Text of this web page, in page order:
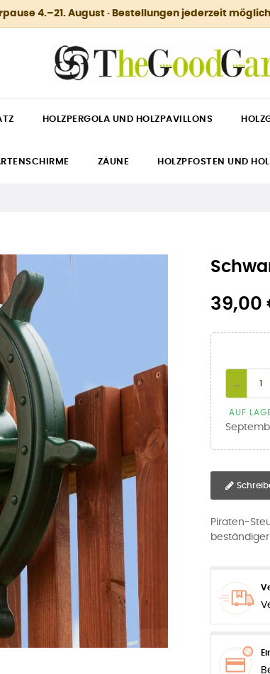
4.–21. August · Bestellungen jederzeit
HOLZPERGOLA UND HOLZPAVILLONS
ZÄUNE HOLZPFOSTEN UND
39,00
AUF
Piraten-